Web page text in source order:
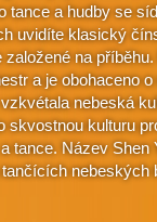
tance a hudby se
uvidíte klasický
založené na
a je obohaceno
nebeská
skvostnou kulturu
tance. Název Shen
nebeských